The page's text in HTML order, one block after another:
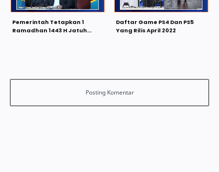
Pemerintah Tetapkan 1
Ramadhan 1443 H Jatuh
Daftar Game PS4 Dan PS5
Yang Rilis April 2022